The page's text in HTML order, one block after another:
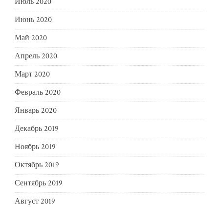
Июнь 2020
Май 2020
Апрель 2020
Март 2020
Февраль 2020
Январь 2020
Декабрь 2019
Ноябрь 2019
Октябрь 2019
Сентябрь 2019
Август 2019